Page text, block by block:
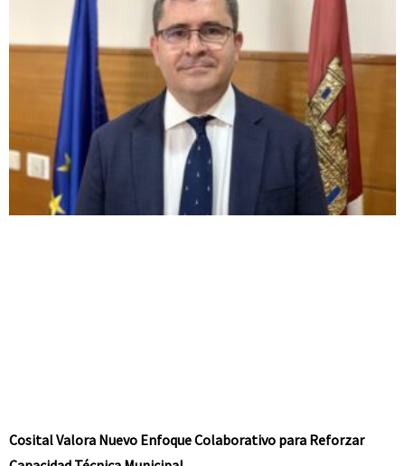
Cosital Valora Nuevo Enfoque Colaborativo para Reforzar